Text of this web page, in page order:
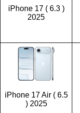
iPhone 17 ( 6.3 )
2025
iPhone 17 Air ( 6.5
) 2025